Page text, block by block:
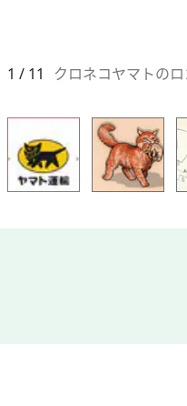
1 / 11 クロネコヤマトの